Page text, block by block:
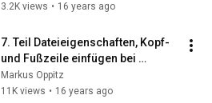
3.2K views • 16 years ago
7. Teil Dateieigenschaften, Kopf-
und Fußzeile einfügen bei
OpenOffice Calc
Markus Oppitz
11K views • 16 years ago